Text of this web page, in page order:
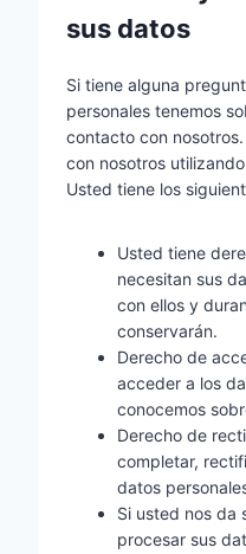
sus datos
Si tiene alguna
personales tenemos
contacto con
con nosotros
Usted tiene los
Usted tiene
necesitan sus
con ellos y
conservarán.
Derecho de
acceder a los
conocemos
Derecho de
completar,
datos
Si usted nos da
procesar sus